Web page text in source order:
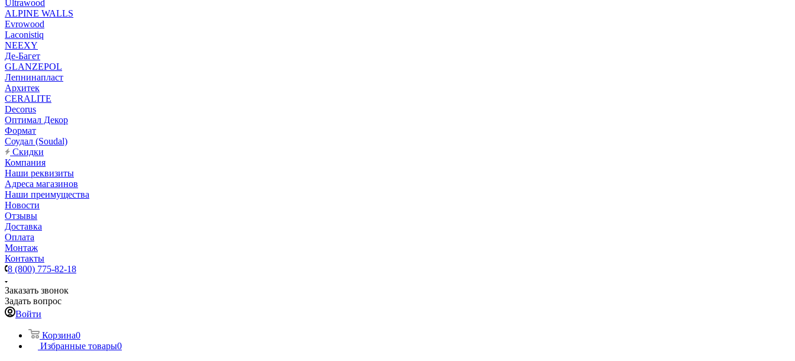
Ultrawood
ALPINE WALLS
Evrowood
Laconistiq
NEEXY
Де-Багет
GLANZEPOL
Лепнинапласт
Архитек
CERALITE
Decorus
Оптимал Декор
Формат
Соудал (Soudal)
Скидки
Компания
Наши реквизиты
Адреса магазинов
Наши преимущества
Новости
Отзывы
Доставка
Оплата
Монтаж
Контакты
8 (800) 775-82-18
Заказать звонок
Задать вопрос
Войти
Корзина0
Избранные товары0